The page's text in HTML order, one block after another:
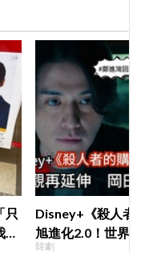
只
Disney+《殺人者
旭進化2.0！世界
韓劇